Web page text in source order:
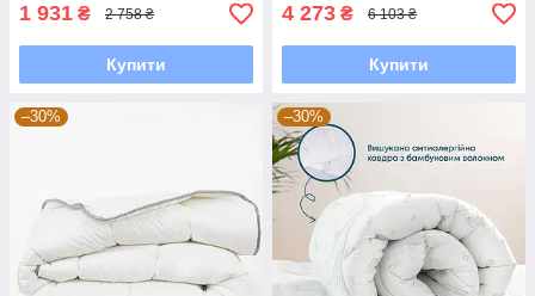
1 931 ₴ 2 758 ₴
Купити
4 273 ₴ 6 103 ₴
Купити
–30% –30%